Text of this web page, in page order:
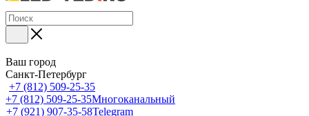
Ваш город
Санкт-Петербург
+7 (812) 509-25-35
+7 (812) 509-25-35Многоканальный
+7 (921) 907-35-58Telegram